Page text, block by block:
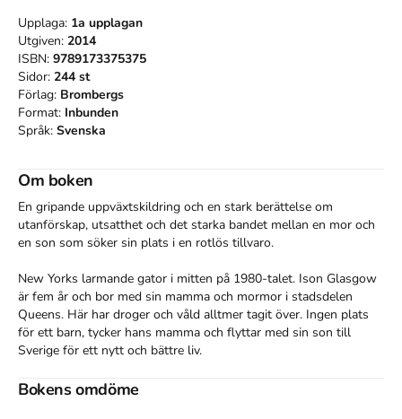
Upplaga: 1a upplagan
Utgiven: 2014
ISBN: 9789173375375
Sidor: 244 st
Förlag: Brombergs
Format: Inbunden
Språk: Svenska
Om boken
En gripande uppväxtskildring och en stark berättelse om
utanförskap, utsatthet och det starka bandet mellan en mor och
en son som söker sin plats i en rotlös tillvaro.
New Yorks larmande gator i mitten på 1980-talet. Ison Glasgow
är fem år och bor med sin mamma och mormor i stadsdelen
Queens. Här har droger och våld alltmer tagit över. Ingen plats
för ett barn, tycker hans mamma och flyttar med sin son till
Sverige för ett nytt och bättre liv.
Här finns Isons papa, den store rastafarimannen från Jamaica,
Bokens omdöme